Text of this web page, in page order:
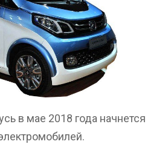
в мае 2018 года начнется